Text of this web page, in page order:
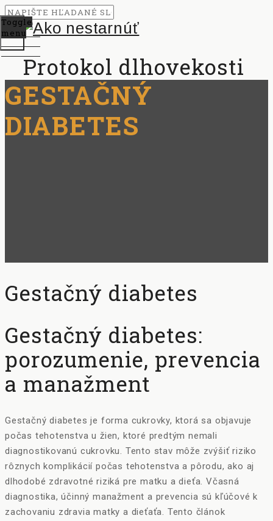
Protokol dlhovekosti
Toggle
menu
GESTAČNÝ
DIABETES
Gestačný diabetes
Gestačný diabetes:
porozumenie, prevencia
a manažment
Gestačný diabetes je forma cukrovky, ktorá sa objavuje
počas tehotenstva u žien, ktoré predtým nemali
diagnostikovanú cukrovku. Tento stav môže zvýšiť riziko
rôznych komplikácií počas tehotenstva a pôrodu, ako aj
dlhodobé zdravotné riziká pre matku a dieťa. Včasná
diagnostika, účinný manažment a prevencia sú kľúčové k
zachovaniu zdravia matky a dieťaťa. Tento článok